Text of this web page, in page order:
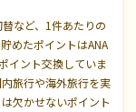
など、1件あたりの
めたポイントはANA
イント交換していま
旅行や海外旅行を実
欠かせないポイント